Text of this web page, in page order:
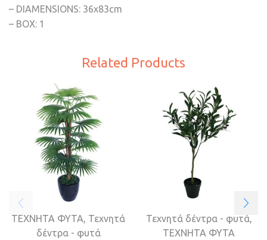
– DIAMENSIONS: 36x83cm
– BOX: 1
Related Products
ΤΕΧΝΗΤΑ ΦΥΤΑ, Τεχνητά
δέντρα - φυτά
Τεχνητά δέντρα - φυτά,
ΤΕΧΝΗΤΑ ΦΥΤΑ